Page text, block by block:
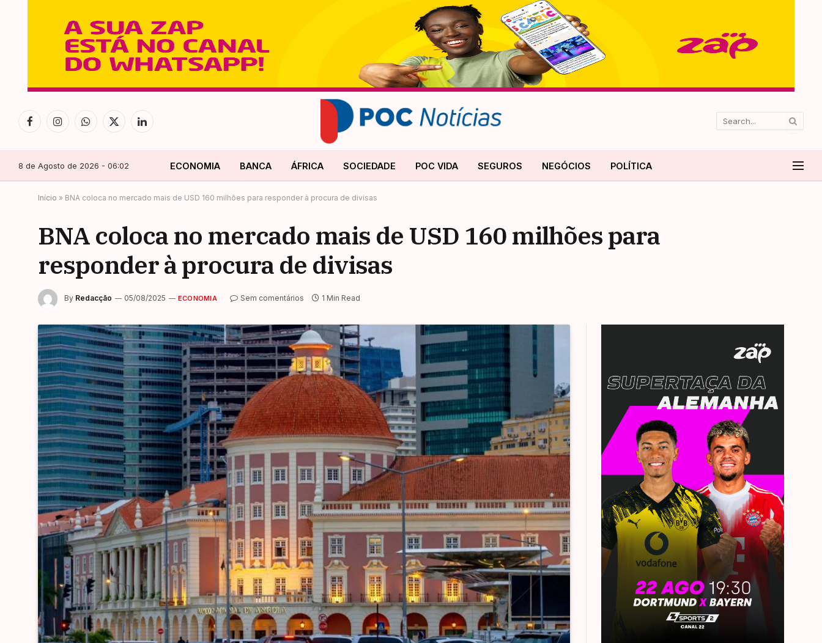
FacebookInstagramWhatsApp
X
LinkedIn
8 de Agosto de 2026 - 06:02 ECONOMIA BANCA ÁFRICA SOCIEDADE POC VIDA SEGUROS NEGÓCIOS POLÍTICA
Início » BNA coloca no mercado mais de USD 160 milhões para responder à procura de divisas
BNA coloca no mercado mais de USD 160 milhões para
responder à procura de divisas
By Redacção 05/08/2025 ECONOMIA Sem comentários 1 Min Read